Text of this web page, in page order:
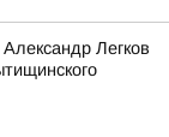
Легков